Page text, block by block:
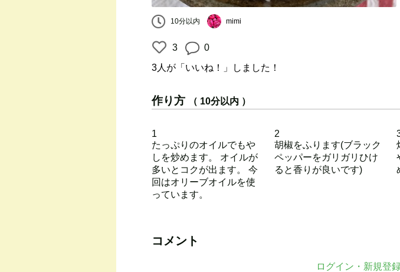
10分以内 mimi
3 0
3人 が「いいね！」しました！
作り方 （ 10分以内 ）
1
たっぷりのオイルでもや
しを炒めます。 オイルが
多いとコクが出ます。 今
回はオリーブオイルを使
っています。
2
胡椒をふります(ブラック
ペッパーをガリガリひけ
ると香りが良いです)
コメント
ログイン・新規登